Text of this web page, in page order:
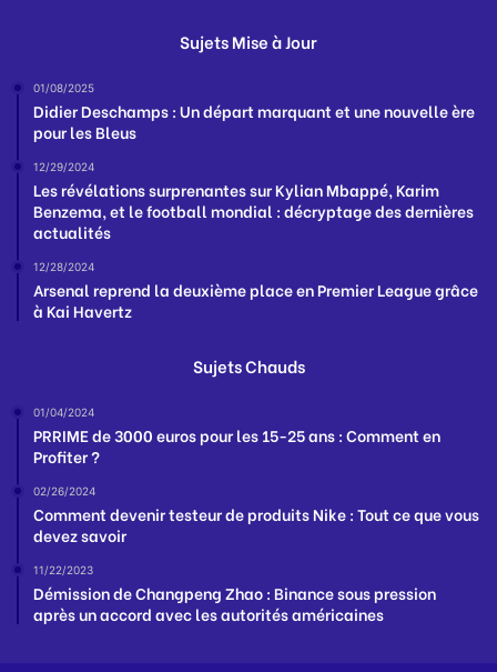
Sujets Mise à Jour
01/08/2025
Didier Deschamps : Un départ marquant et une nouvelle ère
pour les Bleus
12/29/2024
Les révélations surprenantes sur Kylian Mbappé, Karim
Benzema, et le football mondial : décryptage des dernières
actualités
12/28/2024
Arsenal reprend la deuxième place en Premier League grâce
à Kai Havertz
Sujets Chauds
01/04/2024
PRRIME de 3000 euros pour les 15-25 ans : Comment en
Profiter ?
02/26/2024
Comment devenir testeur de produits Nike : Tout ce que vous
devez savoir
11/22/2023
Démission de Changpeng Zhao : Binance sous pression
après un accord avec les autorités américaines